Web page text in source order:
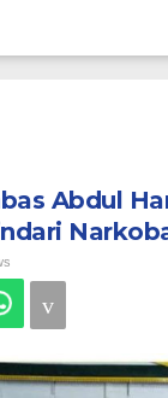
Abdul